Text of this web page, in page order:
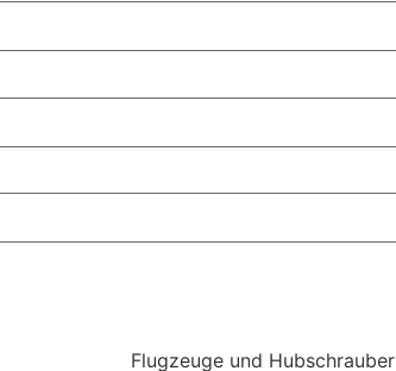
Flugzeuge und Hubschrauber